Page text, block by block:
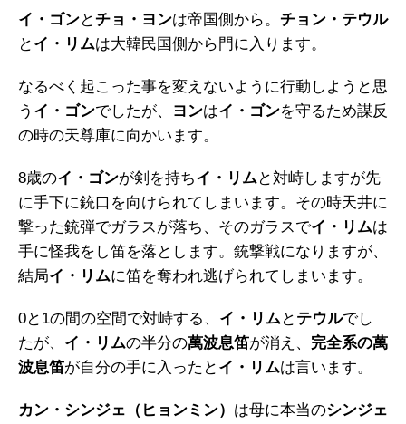
イ・ゴンとチョ・ヨンは帝国側から。 チョン・テウル
と イ・リムは大韓民国側から門に入ります。
なるべく起こった事を変えないように行動しようと思
う イ・ゴンでしたが、 ヨンはイ・ゴンを守るため謀反
の時の天尊庫に向かいます。
8歳のイ・ゴンが剣を持ちイ・リムと対峙しますが先
に手下に銃口を向けられてしまいます。その時天井に
撃った銃弾でガラスが落ち、そのガラスでイ・リムは
手に怪我をし笛を落とします。銃撃戦になりますが、
結局イ・リムに笛を奪われ逃げられてしまいます。
0と1の間の空間で対峙する、 イ・リムと テウルでし
たが、 イ・リムの半分の萬波息笛が消え、 完全系の萬
波息笛が自分の手に入ったと イ・リムは言います。
カン・シンジェ（ヒョンミン） は母に本当のシンジェ